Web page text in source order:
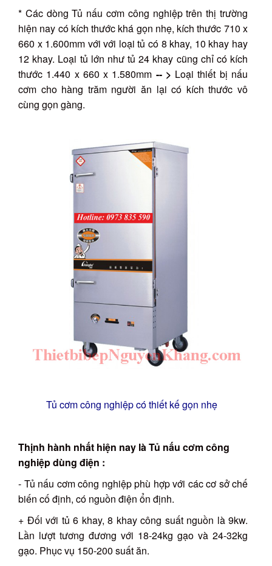
* Các dòng Tủ nấu cơm công nghiệp trên thị trường
hiện nay có kích thước khá gọn nhẹ, kích thước 710 x
660 x 1.600mm với với loại tủ có 8 khay, 10 khay hay
12 khay. Loại tủ lớn như tủ 24 khay cũng chỉ có kích
thước 1.440 x 660 x 1.580mm -- > Loại thiết bị nấu
cơm cho hàng trăm người ăn lại có kích thước vô
cùng gọn gàng.
Tủ cơm công nghiệp có thiết kế gọn nhẹ
Thịnh hành nhất hiện nay là Tủ nấu cơm công
nghiệp dùng điện :
- Tủ nấu cơm công nghiệp phù hợp với các cơ sở chế
biến cố định, có nguồn điện ổn định.
+ Đối với tủ 6 khay, 8 khay công suất nguồn là 9kw.
Lần lượt tương đương với 18-24kg gạo và 24-32kg
gạo. Phục vụ 150-200 suất ăn.